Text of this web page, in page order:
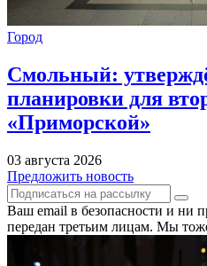
Город
Смольный:
планировки для
«Приморской»
03 августа 2026
Предложить новость
Ваш email в безопасности и ни
передан третьим лицам. Мы